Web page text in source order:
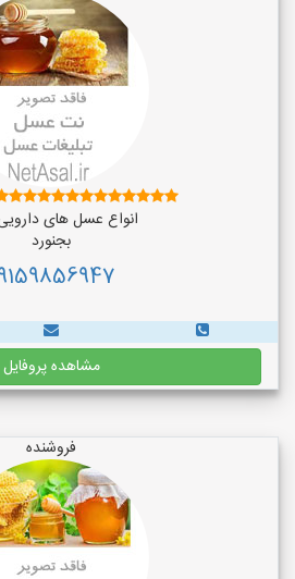
انواع عسل های
بجنورد
مشاهده پروفایل
فروشنده